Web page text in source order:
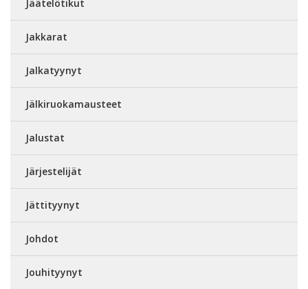
Jäätelötikut
Jakkarat
Jalkatyynyt
Jälkiruokamausteet
Jalustat
Järjestelijät
Jättityynyt
Johdot
Jouhityynyt